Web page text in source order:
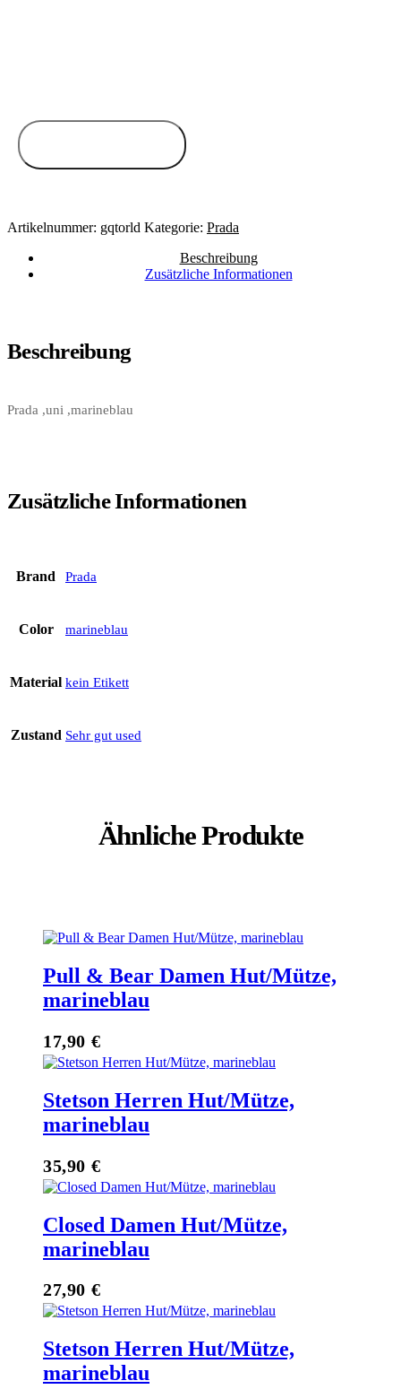
Artikelnummer: gqtorld Kategorie: Prada
Beschreibung
Zusätzliche Informationen
Beschreibung
Prada ,uni ,marineblau
Zusätzliche Informationen
Brand Prada
Color marineblau
Material kein Etikett
Zustand Sehr gut used
Ähnliche Produkte
Pull & Bear Damen Hut/Mütze,
marineblau
17,90 €
Stetson Herren Hut/Mütze,
marineblau
35,90 €
Closed Damen Hut/Mütze,
marineblau
27,90 €
Stetson Herren Hut/Mütze,
marineblau